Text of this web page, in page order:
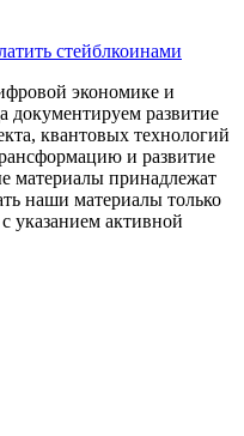
стейблкоинами
экономике и
документируем развитие
квантовых технологий
и развитие
материалы принадлежат
наши материалы только
указанием активной